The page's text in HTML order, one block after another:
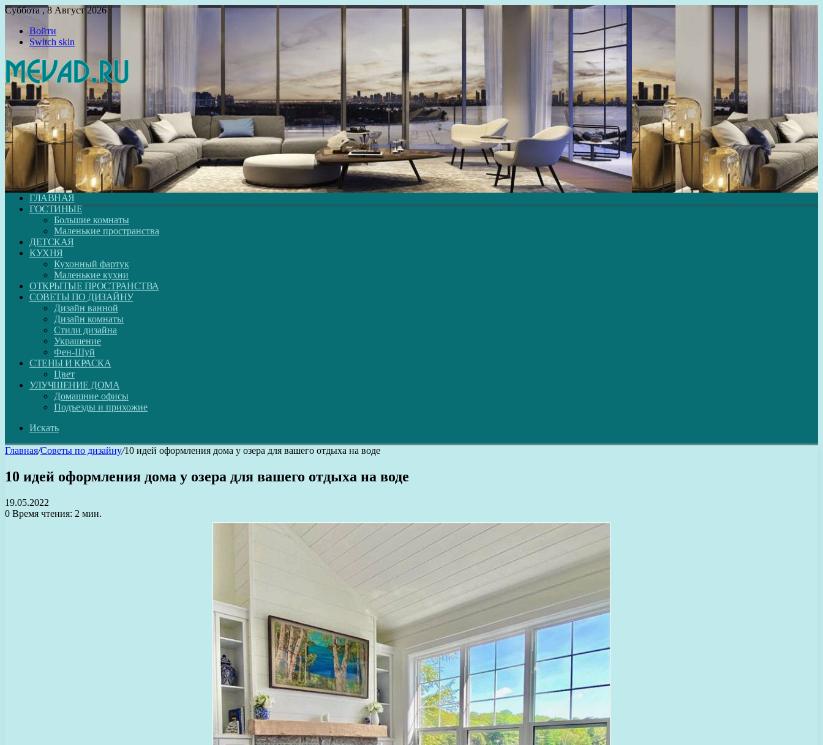
Суббота , 8 Август 2026
Войти
Switch skin
ГЛАВНАЯ
ГОСТИНЫЕ
Большие комнаты
Маленькие пространства
ДЕТСКАЯ
КУХНЯ
Кухонный фартук
Маленькие кухни
ОТКРЫТЫЕ ПРОСТРАНСТВА
СОВЕТЫ ПО ДИЗАЙНУ
Дизайн ванной
Дизайн комнаты
Стили дизайна
Украшение
Фен-Шуй
СТЕНЫ И КРАСКА
Цвет
УЛУЧШЕНИЕ ДОМА
Домашние офисы
Подъезды и прихожие
Искать
Главная/Советы по дизайну/10 идей оформления дома у озера для вашего отдыха на воде
10 идей оформления дома у озера для вашего отдыха на воде
19.05.2022
0 Время чтения: 2 мин.